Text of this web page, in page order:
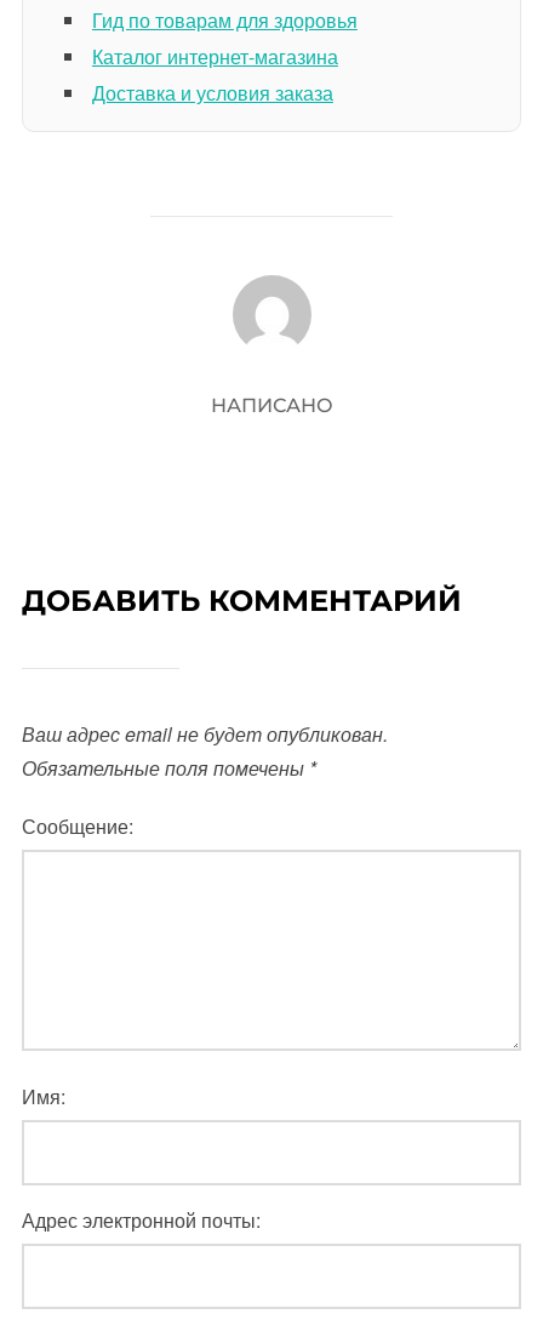
Гид по товарам для здоровья
Каталог интернет-магазина
Доставка и условия заказа
АВТОР ЗАПИСИ
НАПИСАНО
ДОБАВИТЬ КОММЕНТАРИЙ
Ваш адрес email не будет опубликован.
Обязательные поля помечены *
Сообщение:
Имя:
Адрес электронной почты: